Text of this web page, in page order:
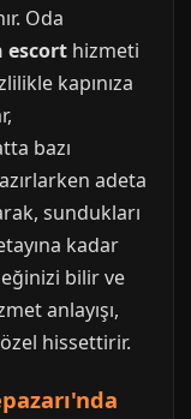
Oda
escort hizmeti
kapınıza
bazı
adeta
sundukları
kadar
bilir ve
anlayışı,
hissettirir.